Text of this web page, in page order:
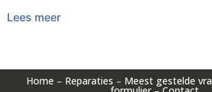
Lees meer
Home – Reparaties – Meest gestelde